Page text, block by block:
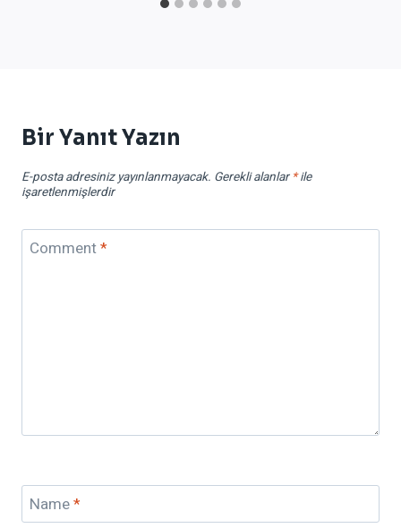
Bir Yanıt Yazın
E-posta adresiniz yayınlanmayacak. Gerekli alanlar *ile
işaretlenmişlerdir
Comment*
Name*